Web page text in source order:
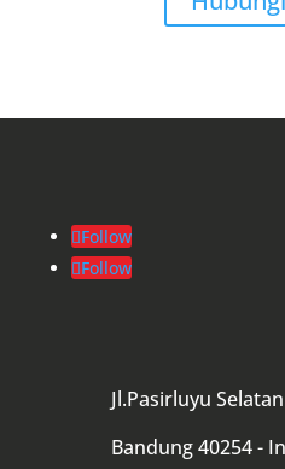
Follow
Follow
Jl.Pasirluyu
Bandung 40254 -